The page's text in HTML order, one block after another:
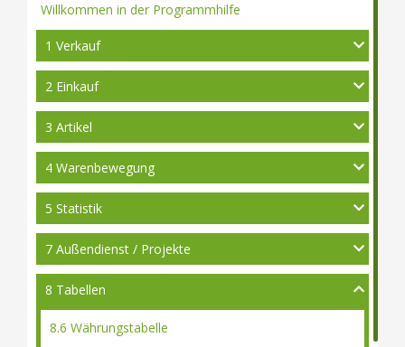
Willkommen in der Programmhilfe
1 Verkauf
2 Einkauf
3 Artikel
4 Warenbewegung
5 Statistik
7 Außendienst / Projekte
8 Tabellen
8.6 Währungstabelle